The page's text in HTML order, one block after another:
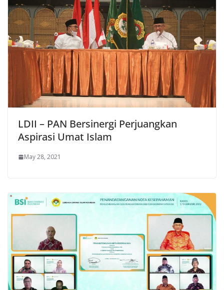
LDII – PAN Bersinergi Perjuangkan
Aspirasi Umat Islam
May 28, 2021